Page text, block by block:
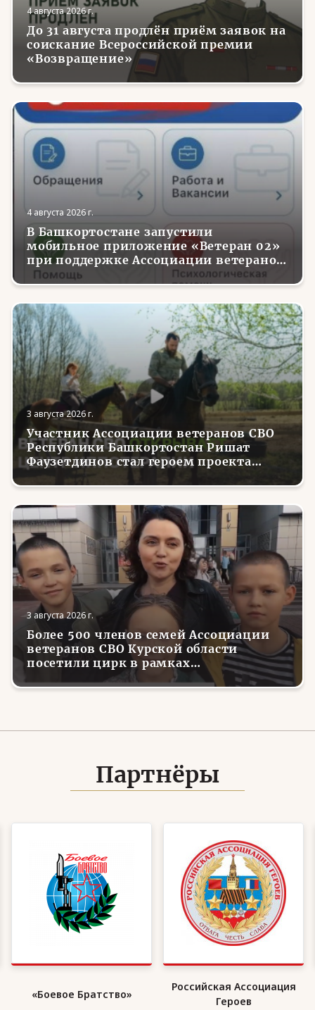
4 августа 2026 г.
До 31 августа продлён приём заявок на
соискание Всероссийской премии
«Возвращение»
4 августа 2026 г.
В Башкортостане запустили
мобильное приложение «Ветеран 02»
при поддержке Ассоциации ветеранов
СВО
3 августа 2026 г.
Участник Ассоциации ветеранов СВО
Республики Башкортостан Ришат
Фаузетдинов стал героем проекта
телеканала RT.Док «Держи удар! С
Николаем Валуевым»
3 августа 2026 г.
Более 500 членов семей Ассоциации
ветеранов СВО Курской области
посетили цирк в рамках
всероссийской акции
Партнёры
«Боевое Братство»
Российская Ассоциация
Героев